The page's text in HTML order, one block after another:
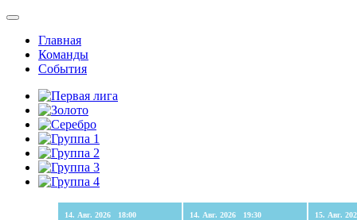
Главная
Команды
События
14. Авг. 2026 18:00 14. Авг. 2026 19:30